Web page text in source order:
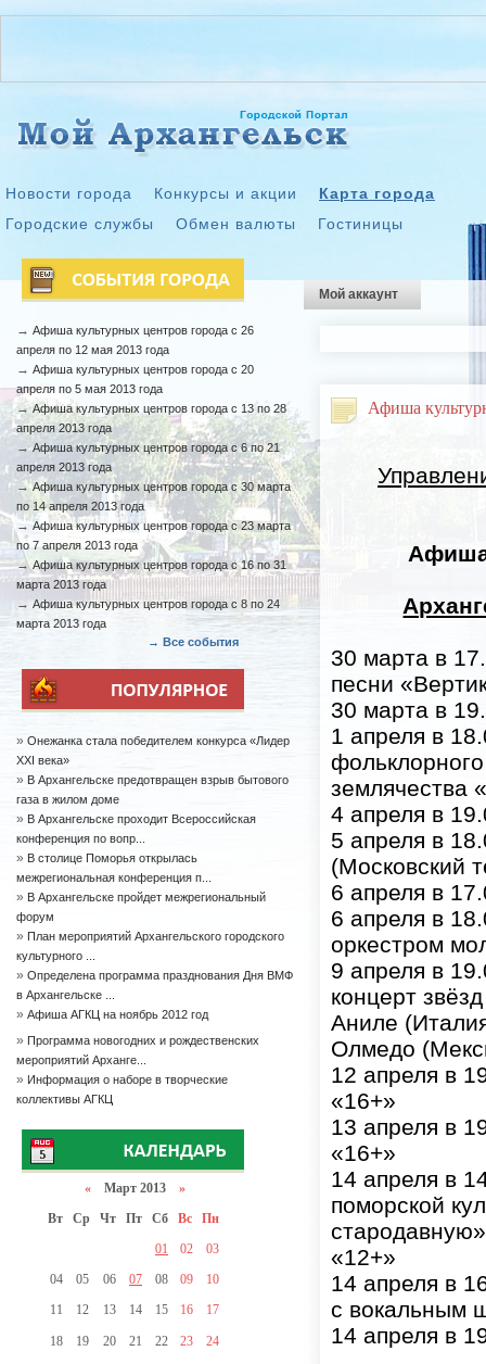
Новости города Конкурсы и акции
Карта города
Городские службы
Обмен валюты Гостиницы
Мой аккаунт
Афиша
Афиша
30 марта в
песни
30 марта в
1 апреля в
землячества
4 апреля в
5 апреля в
(Московский
6 апреля в
6 апреля в
оркестром
9 апреля в
концерт
Аниле
Олмедо
12 апреля в
«16+»
13 апреля в
«16+»
14 апреля в
поморской
«12+»
14 апреля в
с вокальным
14 апреля в
→ Афиша культурных центров города с 26
апреля по 12 мая 2013 года
→ Афиша культурных центров города с 20
апреля по 5 мая 2013 года
→Афиша культурных центров города с 13 по 28
апреля 2013 года
→Афиша культурных центров города с 6 по 21
апреля 2013 года
→Афиша культурных центров города с 30 марта
по 14 апреля 2013 года
→ Афиша культурных центров города с 23 марта
по 7 апреля 2013 года
→Афиша культурных центров города с 16 по 31
марта 2013 года
→Афиша культурных центров города с 8 по 24
марта 2013 года
→ Все события
» Онежанка стала победителем конкурса «Лидер
XXI века»
» В Архангельске предотвращен взрыв бытового
газа в жилом доме
» В Архангельске проходит Всероссийская
конференция по вопр...
» В столице Поморья открылась
межрегиональная конференция п...
» В Архангельске пройдет межрегиональный
форум
» План мероприятий Архангельского городского
культурного ...
» Определена программа празднования Дня ВМФ
в Архангельске ...
» Афиша АГКЦ на ноябрь 2012 год
» Программа новогодних и рождественских
мероприятий Арханге...
» Информация о наборе в творческие
коллективы АГКЦ
« Март 2013»
Вт
Ср Чт Пт Сб Вс
Пн
01
02
03
04
05 06 07 08 09
10
11
12 13 14 15 16 17
18 19 20 21 22 23 24